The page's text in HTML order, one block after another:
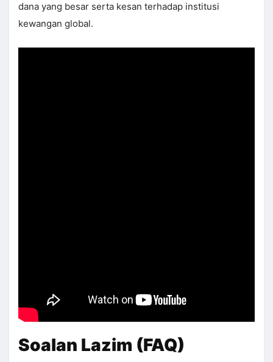
dana yang besar serta kesan terhadap institusi
kewangan global.
Soalan Lazim (FAQ)